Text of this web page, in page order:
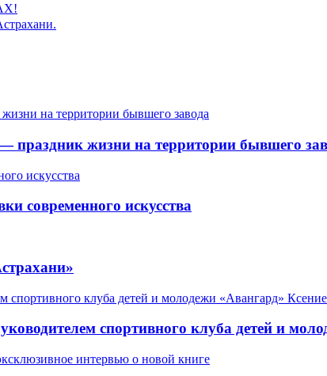
жизни на территории бывшего
современного искусства
спортивного клуба детей и